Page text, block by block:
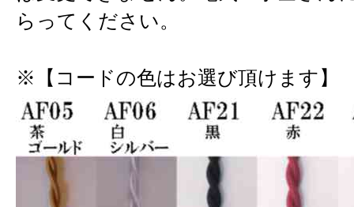
らってください。
※【コードの色はお選び頂けます】